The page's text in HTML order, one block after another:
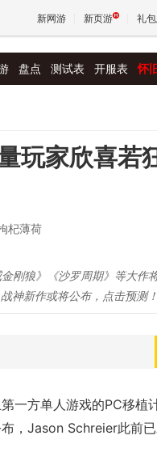
新网游 新页游 礼
盘点 测试表 开服表 怀
玩家欣喜若
杞薄荷
刚狼》《沙罗周期》等大作
神新作或将公布，点击预测！
一方单人游戏的PC移植
，Jason Schreier此前